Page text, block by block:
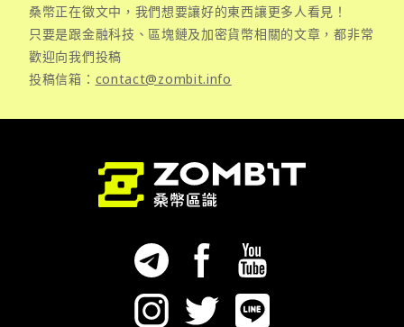
桑幣正在徵文中，我們想要讓好的東西讓更多人看見！
只要是跟金融科技、區塊鏈及加密貨幣相關的文章，都非常
歡迎向我們投稿
投稿信箱： contact@zombit.info